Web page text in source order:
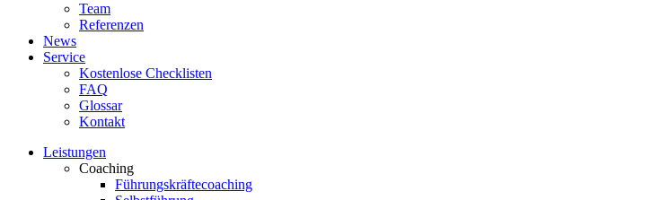
Team
Referenzen
News
Service
Kostenlose Checklisten
FAQ
Glossar
Kontakt
Leistungen
Coaching
Führungskräftecoaching